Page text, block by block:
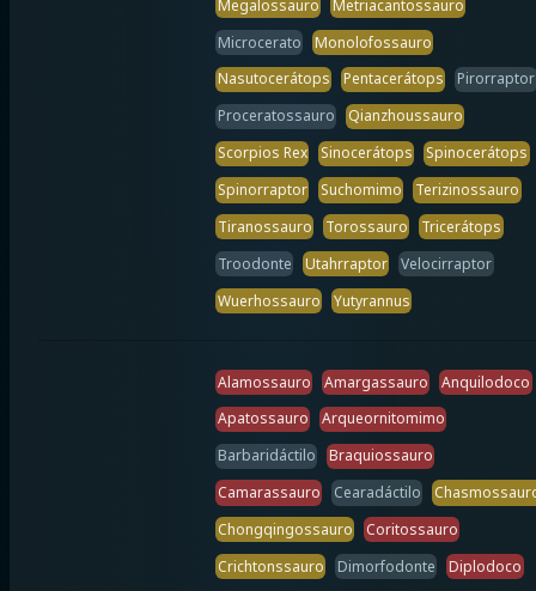
Megalossauro
Metriacantossauro
Microcerato
Monolofossauro
Nasutocerátops
Pentacerátops
Pirorraptor
Proceratossauro
Qianzhoussauro
Scorpios Rex
Sinocerátops
Spinocerátops
Spinorraptor
Suchomimo
Terizinossauro
Tiranossauro
Torossauro
Tricerátops
Troodonte
Utahrraptor
Velocirraptor
Wuerhossauro
Yutyrannus
Alamossauro Amargassauro
Anquilodoco
Apatossauro
Arqueornitomimo
Barbaridáctilo
Braquiossauro
Camarassauro
Cearadáctilo
Chongqingossauro
Coritossauro
Crichtonssauro
Dimorfodonte
Diplodoco